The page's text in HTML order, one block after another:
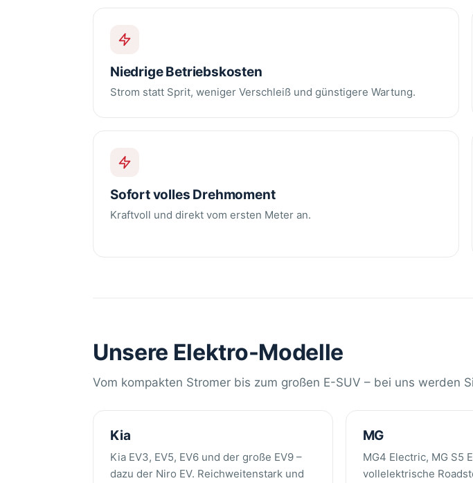
Niedrige Betriebskosten
Strom statt Sprit, weniger Verschleiß und günstigere Wartung.
Sofort volles Drehmoment
Kraftvoll und direkt vom ersten Meter an.
Unsere Elektro-Modelle
Vom kompakten Stromer bis zum großen E-SUV – bei uns werden
Kia
Kia EV3, EV5, EV6 und der große EV9 –
dazu der Niro EV. Reichweitenstark und
MG
MG4 Electric, MG S5
vollelektrische